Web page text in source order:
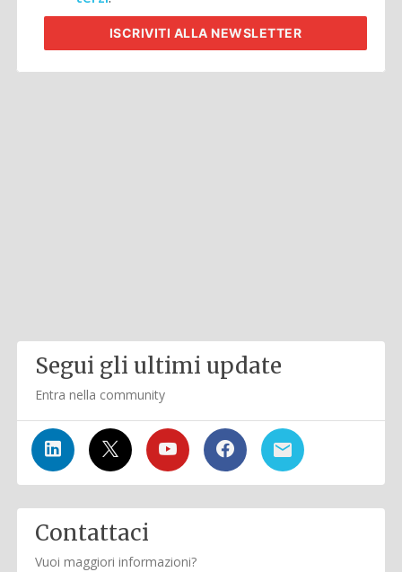
ISCRIVITI ALLA NEWSLETTER
Segui gli ultimi update
Entra nella community
Contattaci
Vuoi maggiori informazioni?